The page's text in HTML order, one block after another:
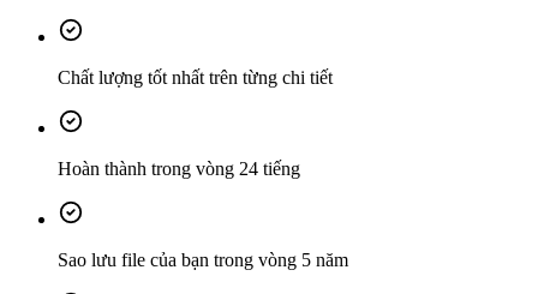
Chất lượng tốt nhất trên từng chi tiết
Hoàn thành trong vòng 24 tiếng
Sao lưu file của bạn trong vòng 5 năm